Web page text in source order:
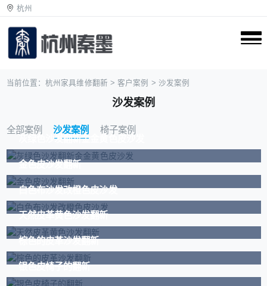
杭州
当前位置： 杭州家具维修翻新 > 客户案例 > 沙发案例
沙发案例
全部案例 沙发案例
椅子案例
灰绿色沙发翻新金金黄色皮沙发
金色皮沙发翻新
白色布沙发改橙色皮沙发
天然皮革黄色沙发翻新
棕色的皮革沙发翻新
银色皮椅子的翻新